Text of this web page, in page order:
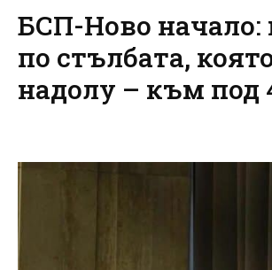
БСП-Ново начало:
по стълбата,
надолу – към под